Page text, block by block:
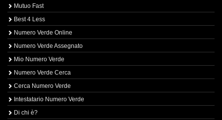
Mutuo Fast
Best 4 Less
Numero Verde Online
Numero Verde Assegnato
Mio Numero Verde
Numero Verde Cerca
Cerca Numero Verde
Intestatario Numero Verde
Di chi è?